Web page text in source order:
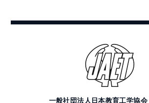
一般社団法人日本教育工学協